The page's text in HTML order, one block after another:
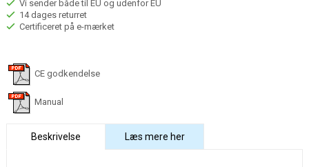
Vi sender både til EU og udenfor EU
14 dages returret
Certificeret på e-mærket
CE godkendelse
Manual
Beskrivelse Læs mere her